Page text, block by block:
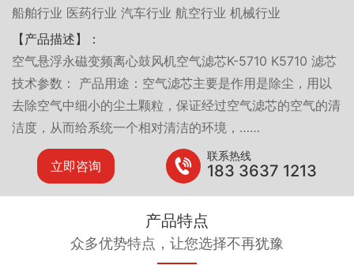
船舶行业 医药行业 汽车行业 航空行业 机械行业
【产品描述】：
空气悬浮永磁变频离心鼓风机空气滤芯K-5710 K5710 滤芯
技术参数： 产品用途：空气滤芯主要是作用是除尘，用以
去除空气中细小的尘土颗粒，保证经过空气滤芯的空气的清
洁度，从而给系统一个相对清洁的环境，……
立即咨询
联系热线
183 3637 1213
产品特点
众多优势特点，让您选择不再犹豫